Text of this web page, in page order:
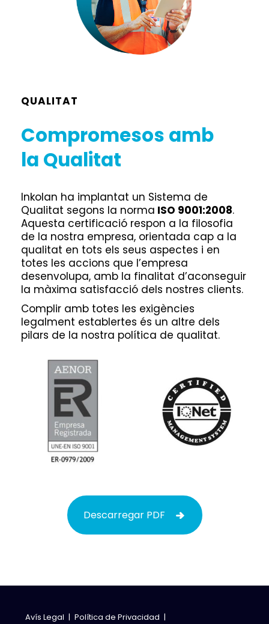
QUALITAT
Compromesos amb
la Qualitat
Inkolan ha implantat un Sistema de
Qualitat segons la norma ISO 9001:2008.
Aquesta certificació respon a la filosofia
de la nostra empresa, orientada cap a la
qualitat en tots els seus aspectes i en
totes les accions que l’empresa
desenvolupa, amb la finalitat d’aconseguir
la màxima satisfacció dels nostres clients.
Complir amb totes les exigències
legalment establertes és un altre dels
pilars de la nostra política de qualitat.
Descarregar PDF
Avís Legal | Política de Privacidad |